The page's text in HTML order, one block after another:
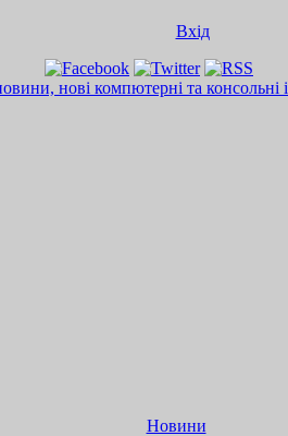
Вхід
Новини